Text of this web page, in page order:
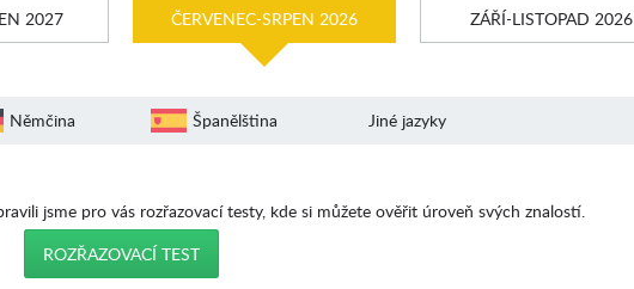
2027 ČERVENEC-SRPEN 2026 ZÁŘÍ-LISTOPAD 2026
Němčina Španělština Jiné jazyky
jsme pro vás rozřazovací testy, kde si můžete ověřit úroveň svých znalostí.
ROZŘAZOVACÍ TEST